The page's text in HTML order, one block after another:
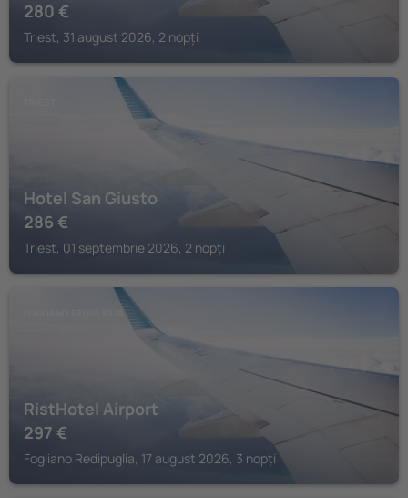
280 €
Triest, 31 august 2026, 2 nopți
Hotel San Giusto
286 €
Triest, 01 septembrie 2026, 2 nopți
FOGLIANO REDIPUGLIA
RistHotel Airport
297 €
Fogliano Redipuglia, 17 august 2026, 3 nopți